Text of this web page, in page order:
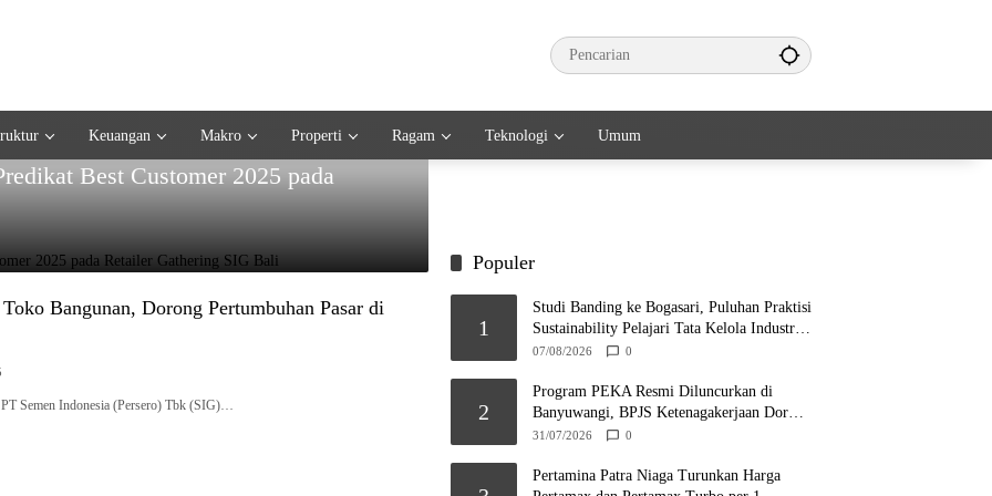
Keuangan Makro Properti Ragam Teknologi Umum
Best Customer 2025 pada
Bangunan, Dorong Pertumbuhan Pasar di
Semen Indonesia (Persero) Tbk (SIG)…
Populer
1
Studi Banding ke Bogasari, Puluhan Praktisi
Sustainability Pelajari Tata Kelola Industri
Berkelanjutan
07/08/2026 0
2
Program PEKA Resmi Diluncurkan di
Banyuwangi, BPJS Ketenagakerjaan Dorong
Ahli Waris Jadi Wirausaha
31/07/2026 0
Pertamina Patra Niaga Turunkan Harga